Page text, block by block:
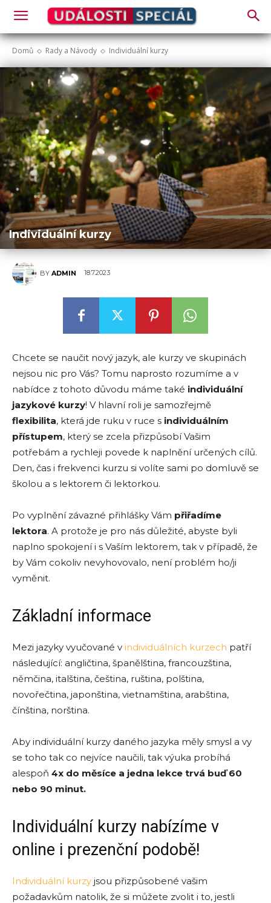
Domů Rady a Návody Individuální kurzy
Individuální kurzy
BY ADMIN 18.7.2023
Chcete se naučit nový jazyk, ale kurzy ve skupinách
nejsou nic pro Vás? Tomu naprosto rozumíme a v
nabídce z tohoto důvodu máme také individuální
jazykové kurzy! V hlavní roli je samozřejmě
flexibilita, která jde ruku v ruce s individuálním
přístupem, který se zcela přizpůsobí Vašim
potřebám a rychleji povede k naplnění určených cílů.
Den, čas i frekvenci kurzu si volíte sami po domluvě se
školou a s lektorem či lektorkou.
Po vyplnění závazné přihlášky Vám přiřadíme
lektora. A protože je pro nás důležité, abyste byli
naplno spokojení i s Vaším lektorem, tak v případě, že
by Vám cokoliv nevyhovovalo, není problém ho/ji
vyměnit.
Základní informace
Mezi jazyky vyučované v individuálních kurzech patří
následující: angličtina, španělština, francouzština,
němčina, italština, čeština, ruština, polština,
novořečtina, japonština, vietnamština, arabština,
čínština, norština.
Aby individuální kurzy daného jazyka měly smysl a vy
se toho tak co nejvíce naučili, tak výuka probíhá
alespoň 4x do měsíce a jedna lekce trvá buď 60
nebo 90 minut.
Individuální kurzy nabízíme v
online i prezenční podobě!
Individuální kurzy jsou přizpůsobené vašim
požadavkům natolik, že si můžete zvolit i to, jestli